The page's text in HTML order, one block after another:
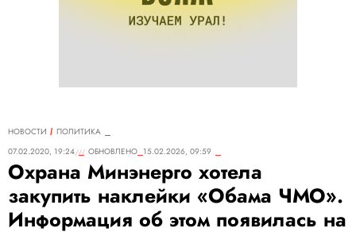
НОВОСТИ
ПОЛИТИКА
07.02.2020, 19:24
ОБНОВЛЕНО 15.02.2026, 09:59
Охрана Минэнерго хотела
закупить наклейки «Обама ЧМО».
Информация об этом появилась на